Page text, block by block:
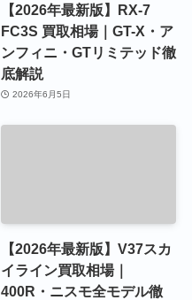
【2026年最新版】RX-7
FC3S 買取相場｜GT-X・ア
ンフィニ・GTリミテッド徹
底解説
2026年6月5日
【2026年最新版】V37スカ
イライン買取相場｜
400R・ニスモ全モデル徹